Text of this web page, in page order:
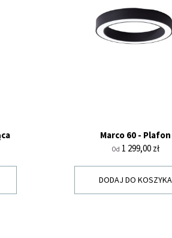
Marco 60 - Plafon
Od Cena
1 299,00 zł
DODAJ DO KOSZYKA